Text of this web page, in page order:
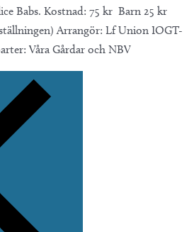
Babs. Kostnad: 75 kr Barn 25 kr
Arrangör: Lf Union IOGT-
Våra Gårdar och NBV